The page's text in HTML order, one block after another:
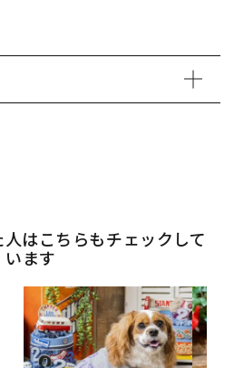
人はこちらもチェックして
います